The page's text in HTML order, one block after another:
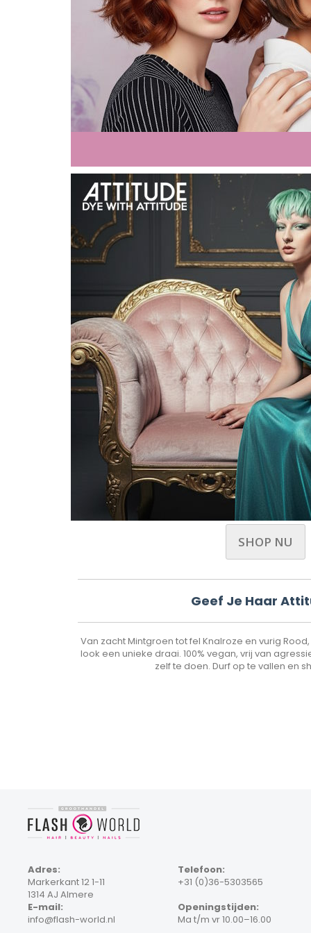
SHOP NU
Geef Je Haar
Van zacht Mintgroen tot fel Knalroze en vurig
look een unieke draai. 100% vegan, vrij van
zelf te doen. Durf op te vallen en
Adres:
Markerkant 12 1-11
1314 AJ Almere
Telefoon:
+31 (0)36-5303565
E-mail:
info@flash-world.nl
Openingstijden:
Ma t/m vr 10.00–16.00